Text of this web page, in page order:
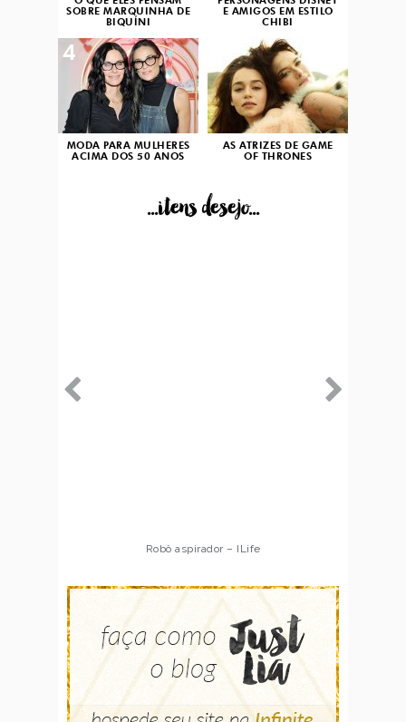
SOBRE MARQUINHA DE
BIQUÍNI
E AMIGOS EM ESTILO
CHIBI
MODA PARA MULHERES
ACIMA DOS 50 ANOS
4
AS ATRIZES DE GAME
OF THRONES
...itens desejo...
Robô aspirador – ILife